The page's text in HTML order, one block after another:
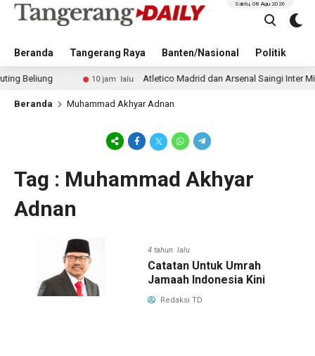
Beranda Tangerang Raya Banten/Nasional Politik
Sabtu, 08 Agu 2026
10 jam lalu Atletico Madrid dan Arsenal Saingi Inter Milan
Beranda Muhammad Akhyar Adnan
Tag : Muhammad Akhyar
Adnan
4 tahun lalu
Catatan Untuk Umrah
Jamaah Indonesia Kini
Redaksi TD